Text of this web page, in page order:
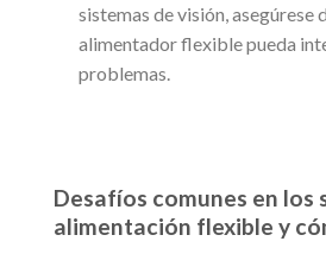
sistemas de visión, asegúrese
alimentador flexible pueda
problemas.
Desafíos comunes en los
alimentación flexible y